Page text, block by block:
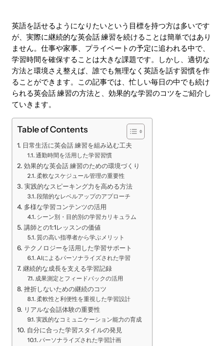
英語を話せるようになりたいという目標を持つ方は多いです
が、実際に継続的な英会話 練習を続けることは簡単ではあり
ません。仕事や家事、プライベートの予定に追われる中で、
学習時間を確保することは大きな課題です。しかし、適切な
方法と環境さえ整えば、誰でも無理なく英語を話す習慣を作
ることができます。この記事では、忙しい毎日の中でも続け
られる英会話 練習の方法と、効果的な学習のコツをご紹介し
ていきます。
Table of Contents
日常生活に英会話 練習を組み込む工夫
通勤時間を活用した学習習慣
効果的な英会話 練習のための環境づくり
柔軟なスケジュール管理の重要性
実践的なスピーキング力を高める方法
段階的なレベルアップのアプローチ
多様な学習コンテンツの活用
シーン別・目的別の学習カリキュラム
講師との1:1レッスンの価値
質の高い指導者から学ぶメリット
テクノロジーを活用した学習サポート
AIによるパーソナライズされた学習
継続的な成長を支える学習記録
成果測定とフィードバックの活用
挫折しないための継続のコツ
柔軟性と利便性を重視した学習設計
リアルな会話体験の重要性
実践的なコミュニケーション能力の育成
自分に合った学習スタイルの発見
パーソナライズされた学習計画